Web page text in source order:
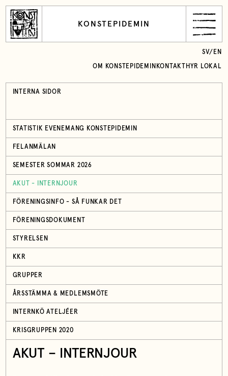
KONSTEPIDEMIN
OM KONSTEPIDEMIN KONTAKT HYR LOKAL
SV/ EN
INTERNA SIDOR
STATISTIK EVENEMANG KONSTEPIDEMIN
FELANMÄLAN
SEMESTER SOMMAR 2026
AKUT - INTERNJOUR
FÖRENINGSINFO - SÅ FUNKAR DET
FÖRENINGSDOKUMENT
STYRELSEN
KKR
GRUPPER
ÅRSSTÄMMA & MEDLEMSMÖTE
INTERNKÖ ATELJÉER
KRISGRUPPEN 2020
AKUT – INTERNJOUR